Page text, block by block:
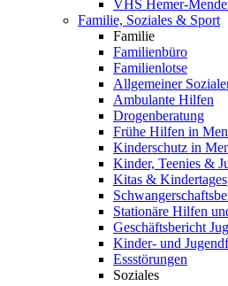
VHS Hemer-
Familie, Soziales & Sport
Familie
Familienbüro
Familienlotse
Allgemeiner
Ambulante Hilfen
Drogenberatung
Frühe Hilfen in
Kinderschutz in
Kinder, Teenies &
Kitas &
Stationäre Hilfen
Geschäftsbericht
Kinder- und
Essstörungen
Soziales